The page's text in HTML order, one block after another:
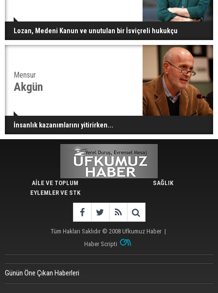
Lozan, Medeni Kanun ve unutulan bir İsviçreli hukukçu
Mensur
Akgün
İnsanlık kazanımlarını yitirirken...
AİLE VE TOPLUM
EYLEMLER VE STK
SAĞLIK
Tüm Hakları Saklıdır © 2008 Ufkumuz Haber |
Haber Scripti
Günün Öne Çıkan Haberleri